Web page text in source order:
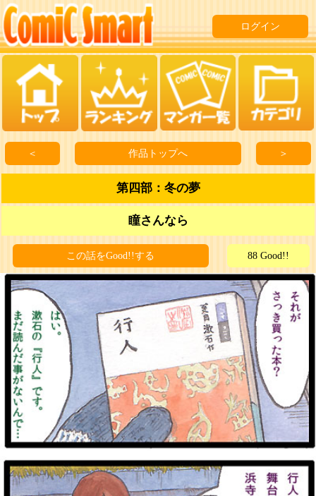
ログイン
＜ 作品トップへ ＞
第四部：冬の夢
瞳さんなら
この話をGood!!する 88 Good!!